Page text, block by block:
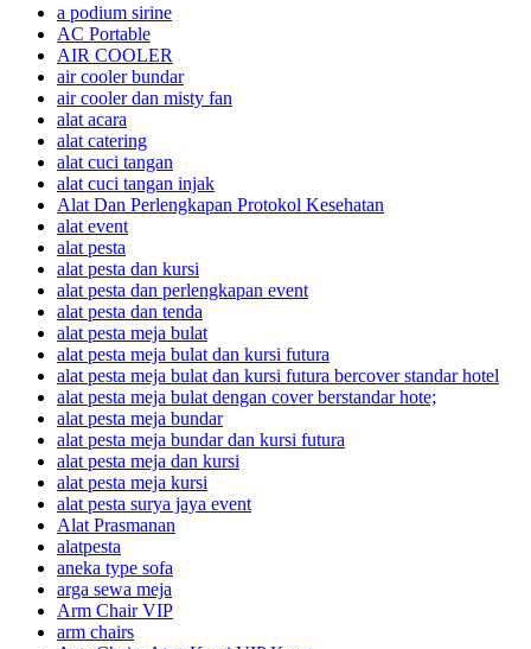
a podium sirine
AC Portable
AIR COOLER
air cooler bundar
air cooler dan misty fan
alat acara
alat catering
alat cuci tangan
alat cuci tangan injak
Alat Dan Perlengkapan Protokol Kesehatan
alat event
alat pesta
alat pesta dan kursi
alat pesta dan perlengkapan event
alat pesta dan tenda
alat pesta meja bulat
alat pesta meja bulat dan kursi futura
alat pesta meja bulat dan kursi futura bercover standar hotel
alat pesta meja bulat dengan cover berstandar hote;
alat pesta meja bundar
alat pesta meja bundar dan kursi futura
alat pesta meja dan kursi
alat pesta meja kursi
alat pesta surya jaya event
Alat Prasmanan
alatpesta
aneka type sofa
arga sewa meja
Arm Chair VIP
arm chairs